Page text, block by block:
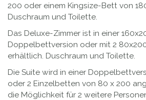
200 oder einem Kingsize-Bett von
Duschraum und Toilette.
Das Deluxe-Zimmer ist in einer
Doppelbettversion oder mit 2
erhältlich. Duschraum und Toilette.
Die Suite wird in einer
oder 2 Einzelbetten von 80 x 200
die Möglichkeit für 2 weitere